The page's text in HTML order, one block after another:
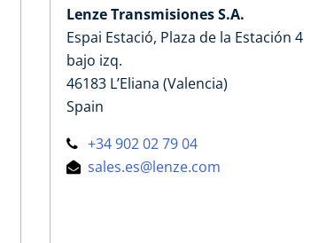
Lenze Transmisiones S.A.
Espai Estació, Plaza de la Estación 4
bajo izq.
46183 L’Eliana (Valencia)
Spain
+34 902 02 79 04
sales.es@lenze.com